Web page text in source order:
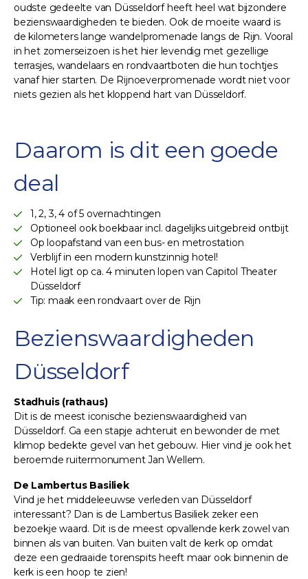
oudste gedeelte van Düsseldorf heeft heel wat bijzondere
bezienswaardigheden te bieden. Ook de moeite waard is
de kilometers lange wandelpromenade langs de Rijn. Vooral
in het zomerseizoen is het hier levendig met gezellige
terrasjes, wandelaars en rondvaartboten die hun tochtjes
vanaf hier starten. De Rijnoeverpromenade wordt niet voor
niets gezien als het kloppend hart van Düsseldorf.
Daarom is dit een goede
deal
1, 2, 3, 4 of 5 overnachtingen
Optioneel ook boekbaar incl. dagelijks uitgebreid ontbijt
Op loopafstand van een bus- en metrostation
Verblijf in een modern kunstzinnig hotel!
Hotel ligt op ca. 4 minuten lopen van Capitol Theater
Düsseldorf
Tip: maak een rondvaart over de Rijn
Bezienswaardigheden
Düsseldorf
Stadhuis (rathaus)
Dit is de meest iconische bezienswaardigheid van
Düsseldorf. Ga een stapje achteruit en bewonder de met
klimop bedekte gevel van het gebouw. Hier vind je ook het
beroemde ruitermonument Jan Wellem.
De Lambertus Basiliek
Vind je het middeleeuwse verleden van Düsseldorf
interessant? Dan is de Lambertus Basiliek zeker een
bezoekje waard. Dit is de meest opvallende kerk zowel van
binnen als van buiten. Van buiten valt de kerk op omdat
deze een gedraaide torenspits heeft maar ook binnenin de
kerk is een hoop te zien!